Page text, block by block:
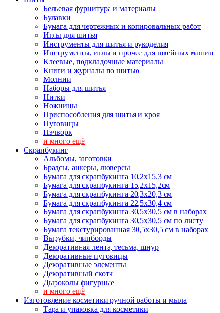
Бельевая фурнитура и материалы
Булавки
Бумага для чертежных и копировальных работ
Иглы для шитья
Инструменты для шитья и рукоделия
Инструменты, иглы и прочее для швейных машин
Клеевые, подкладочные материалы
Книги и журналы по шитью
Молнии
Наборы для шитья
Нитки
Ножницы
Приспособления для шитья и кроя
Пуговицы
Пэчворк
и много ещё
Скрапбукинг
Альбомы, заготовки
Брадсы, анкеры, люверсы
Бумага для скрапбукинга 10.2х15.3 см
Бумага для скрапбукинга 15,2х15,2см
Бумага для скрапбукинга 20,3х20,3 см
Бумага для скрапбукинга 22,5х30,4 см
Бумага для скрапбукинга 30,5х30,5 см в наборах
Бумага для скрапбукинга 30,5х30,5 см по листу
Бумага текстурированная 30,5х30,5 см в наборах
Вырубки, чипборды
Декоративная лента, тесьма, шнур
Декоративные пуговицы
Декоративные элементы
Декоративный скотч
Дыроколы фигурные
и много ещё
Изготовление косметики ручной работы и мыла
Тара и упаковка для косметики